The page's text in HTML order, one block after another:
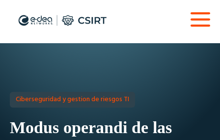
Ciberseguridad y gestion de riesgos TI
Modus operandi de las